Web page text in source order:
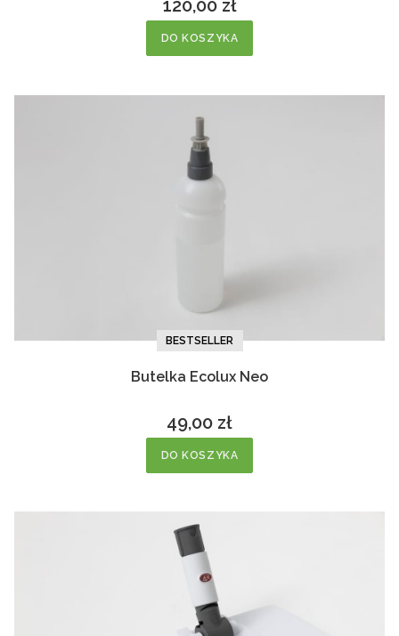
Cena
120,00 zł
DO KOSZYKA
BESTSELLER
Butelka Ecolux Neo
Cena
49,00 zł
DO KOSZYKA